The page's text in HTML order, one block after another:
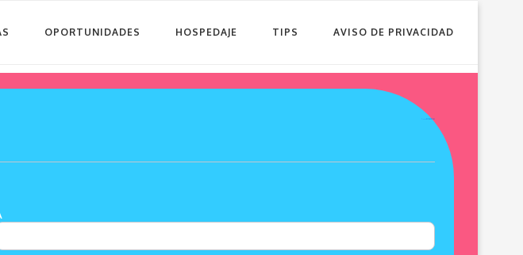
OPORTUNIDADES HOSPEDAJE TIPS AVISO DE PRIVACIDAD